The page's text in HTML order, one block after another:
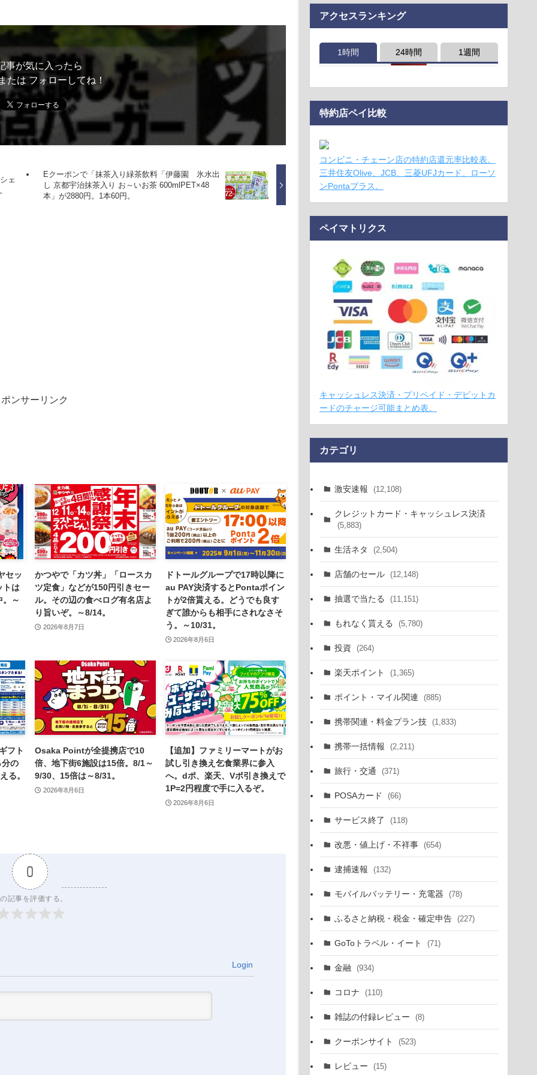
事が気に入ったら
たは フォローしてね！
ェ
Eクーポンで「抹茶入り緑茶飲料「伊藤園 氷水出
し 京都宇治抹茶入り お～いお茶 600mlPET×48
本」が2880円。1本60円。
ンサーリンク
セッ
トは
。～
かつやで「カツ丼」「ロースカ
ツ定食」などが150円引きセー
ル。その辺の食べログ有名店よ
り旨いぞ。～8/14。
2026年8月7日
ドトールグループで17時以降に
au PAY決済するとPontaポイン
トが2倍貰える。どうでも良す
ぎて誰からも相手にされなさそ
う。～10/31。
2026年8月6日
フト
の
る。
Osaka Pointが全提携店で10
倍、地下街6施設は15倍。8/1～
9/30、15倍は～8/31。
2026年8月6日
【追加】ファミリーマートがお
試し引き換え乞食業界に参入
へ。dポ、楽天、Vポ引き換えで
1P=2円程度で手に入るぞ。
2026年8月6日
0
記事を評価する。
Login
アクセスランキング
1時間 24時間 1週間
特約店ペイ比較
コンビニ・チェーン店の特約店還元率比較表。
三井住友Olive、JCB、三菱UFJカード、ローソ
ンPontaプラス。
ペイマトリクス
キャッシュレス決済・プリペイド・デビットカ
ードのチャージ可能まとめ表。
カテゴリ
激安速報 (12,108)
クレジットカード・キャッシュレス決済
(5,883)
生活ネタ (2,504)
店舗のセール (12,148)
抽選で当たる (11,151)
もれなく貰える (5,780)
投資 (264)
楽天ポイント (1,365)
ポイント・マイル関連 (885)
携帯関連・料金プラン技 (1,833)
携帯一括情報 (2,211)
旅行・交通 (371)
POSAカード (66)
サービス終了 (118)
改悪・値上げ・不祥事 (654)
逮捕速報 (132)
モバイルバッテリー・充電器 (78)
ふるさと納税・税金・確定申告 (227)
GoToトラベル・イート (71)
金融 (934)
コロナ (110)
雑誌の付録レビュー (8)
クーポンサイト (523)
レビュー (15)